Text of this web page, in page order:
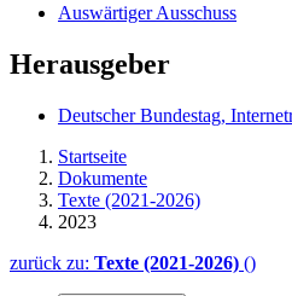
Auswärtiger Ausschuss
Herausgeber
Deutscher Bundestag,
Startseite
Dokumente
Texte (2021-2026)
2023
zurück zu: Texte (2021-2026) ()